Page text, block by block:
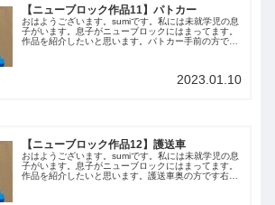
【ニューブロック作品11】パトカー
おはようございます。sumiです。私には未就学児の息
子がいます。息子がニューブロックにはまってます。
作品を紹介したいと思います。パトカー手前の方です
2023.01.10
【ニューブロック作品12】護送車
おはようございます。sumiです。私には未就学児の息
子がいます。息子がニューブロックにはまってます。
作品を紹介したいと思います。護送車奥の方です右か